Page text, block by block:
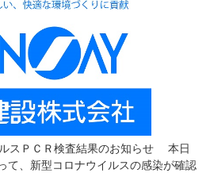
スＰＣＲ検査結果のお知らせ 本日
て、新型コロナウイルスの感染が確認